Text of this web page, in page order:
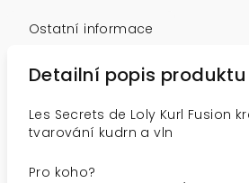
Ostatní informace
Detailní popis produktu
Les Secrets de Loly Kurl Fusion
tvarování kudrn a vln
Pro koho?